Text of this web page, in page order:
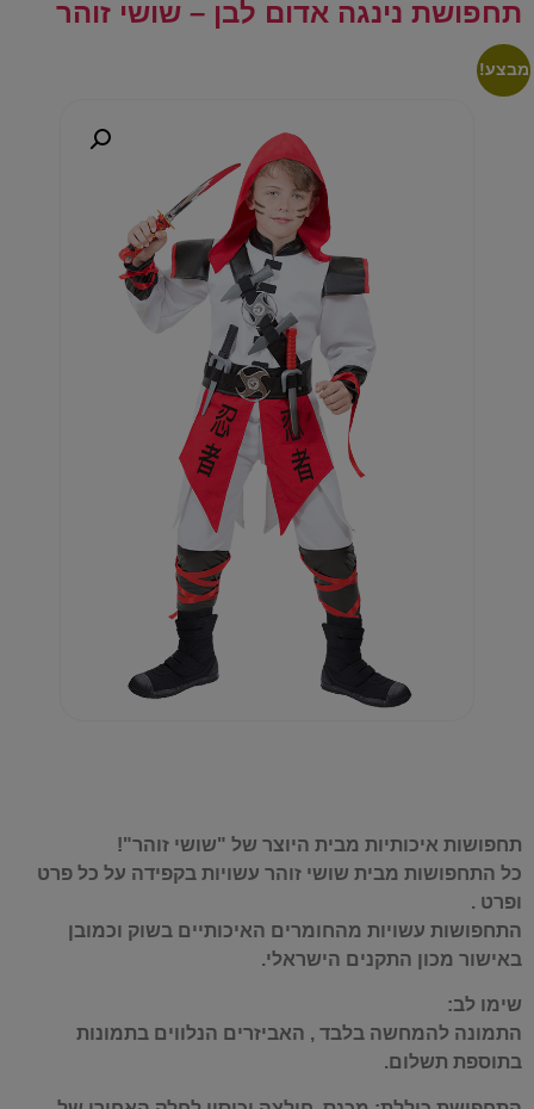
תחפושת נינגה אדום לבן – שושי זוהר
תחפושות איכותיות מבית היוצר של "שושי זוהר"!
כל התחפושות מבית שושי זוהר עשויות בקפידה על כל פרט
ופרט .
התחפושות עשויות מהחומרים האיכותיים בשוק וכמובן
באישור מכון התקנים הישראלי.
שימו לב:
התמונה להמחשה בלבד , האביזרים הנלווים בתמונות
בתוספת תשלום.
מבצע!